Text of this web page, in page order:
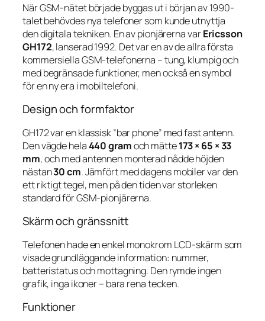
När GSM-nätet började byggas ut i början av 1990-
talet behövdes nya telefoner som kunde utnyttja
den digitala tekniken. En av pionjärerna varEricsson
GH172, lanserad 1992. Det var en av de allra första
kommersiella GSM-telefonerna – tung, klumpig och
med begränsade funktioner, men också en symbol
för en ny era i mobiltelefoni.
Design och formfaktor
GH172 var en klassisk ”bar phone” med fast antenn.
Den vägde hela440 gramoch mätte173 × 65 × 33
mm, och med antennen monterad nådde höjden
nästan30 cm. Jämfört med dagens mobiler var den
ett riktigt tegel, men på den tiden var storleken
standard för GSM-pionjärerna.
Skärm och gränssnitt
Telefonen hade en enkel monokrom LCD-skärm som
visade grundläggande information: nummer,
batteristatus och mottagning. Den rymde ingen
grafik, inga ikoner – bara rena tecken.
Funktioner